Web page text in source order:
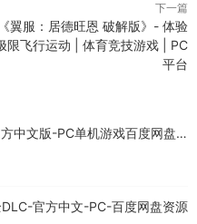
下一篇
《翼服：居德旺恩 破解版》- 体验
限飞行运动 | 体育竞技游戏 | PC
平台
中文版-PC单机游戏百度网盘
官方中文-PC-百度网盘资源